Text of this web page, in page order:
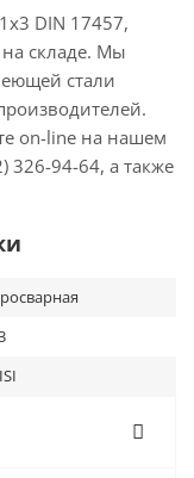
DIN 17457,
складе. Мы
стали
on-line на нашем
326-94-64, а также